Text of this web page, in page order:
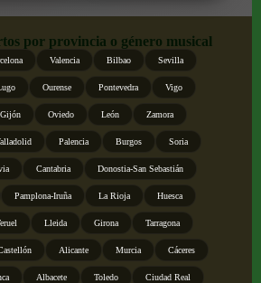
por provincia o género musical
Valencia Bilbao Sevilla
Ourense Pontevedra Vigo
Gijón Oviedo León Zamora
Palencia Burgos Soria
Cantabria Donostia-San Sebastián
Pamplona-Iruña La Rioja Huesca
Lleida Girona Tarragona
Alicante Murcia Cáceres
Albacete Toledo Ciudad Real